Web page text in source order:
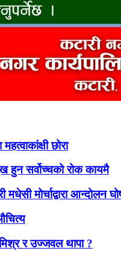
छोरा
हुन सर्वोच्चको रोक कायमै
मोर्चाद्वारा आन्दोलन
र उज्जवल थापा ?